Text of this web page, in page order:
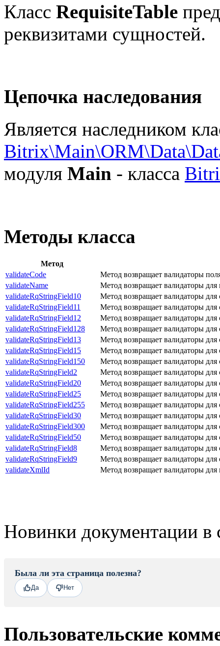
Класс RequisiteTable
реквизитами сущностей.
Цепочка наследования
Является наследником
модуля Main - класса
Методы класса
Метод
validateCode
Метод возвращает валидаторы
validateName
Метод возвращает валидаторы
validateRqStringField10
Метод возвращает валидаторы
validateRqStringField11
Метод возвращает валидаторы
validateRqStringField12
Метод возвращает валидаторы
validateRqStringField128
Метод возвращает валидаторы
validateRqStringField13
Метод возвращает валидаторы
validateRqStringField15
Метод возвращает валидаторы
validateRqStringField150
Метод возвращает валидаторы
validateRqStringField2
Метод возвращает валидаторы
validateRqStringField20
Метод возвращает валидаторы
validateRqStringField25
Метод возвращает валидаторы
validateRqStringField255
Метод возвращает валидаторы
validateRqStringField30
Метод возвращает валидаторы
validateRqStringField300
Метод возвращает валидаторы
validateRqStringField50
Метод возвращает валидаторы
validateRqStringField8
Метод возвращает валидаторы
validateRqStringField9
Метод возвращает валидаторы
validateXmlId
Метод возвращает валидаторы для
Новинки документации в
Была ли эта страница полезна?
Да Нет
Пользовательские